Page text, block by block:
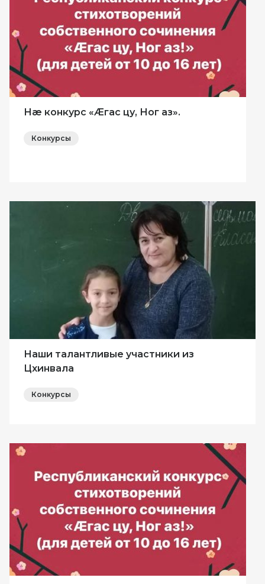
Нæ конкурс «Æгас цу, Ног аз».
Конкурсы
Наши талантливые участники из
Цхинвала
Конкурсы